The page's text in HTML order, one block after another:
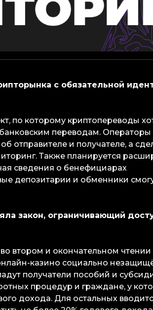
с обязательной
по которому криптопереводы
переводам.
отправителе и получателе, а
Также планируется
сведения о бенефициарах
депозитарии и обменники
закон, ограничивающий
втором и окончательном
казино социально
получатели пособий и
процедур и граждане, у
дохода. Для остальных